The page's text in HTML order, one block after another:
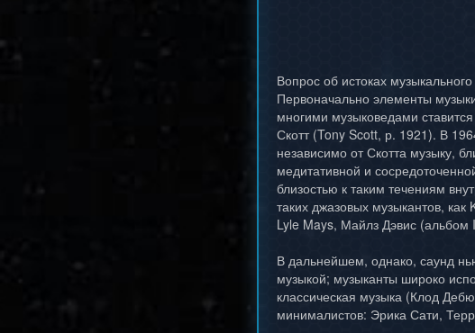
Вопрос об истоках
Первоначально элементы
многими музыковедами
Скотт (Tony Scott, р. 1921). В
независимо от Скотта музыку,
медитативной и
близостью к таким течениям
таких джазовых музыкантов,
Lyle Mays, Майлз Дэвис (альбом
В дальнейшем, однако, саунд
музыкой; музыканты широко
классическая музыка (Клод
минималистов: Эрика Сати,